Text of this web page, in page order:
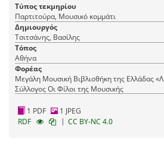
Τύπος τεκμηρίου
Παρτιτούρα, Μουσικό κομμάτι
Δημιουργός
Τσιτσάνης, Βασίλης
Τόπος
Αθήνα
Φορέας
Μεγάλη Μουσική Βιβλιοθήκη της Ελλάδας
Σύλλογος Οι Φίλοι της Μουσικής
1 PDF
1 JPEG
RDF
| CC BY-NC 4.0